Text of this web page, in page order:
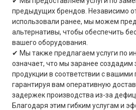
предыдущих брендов. Независимо
использовали ранее, мы можем
альтернативы, чтобы обеспечить
вашего оборудования.
✔ Мы также предлагаем услуги по
означает, что мы заранее создадим
продукции в соответствии с вашими
гарантируя вам оперативную
задержек производства из-за
Благодаря этим гибким услугам и